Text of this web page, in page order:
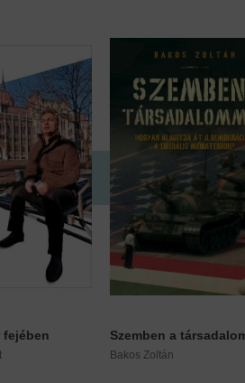
fejében Szemben a
Bakos Zoltán